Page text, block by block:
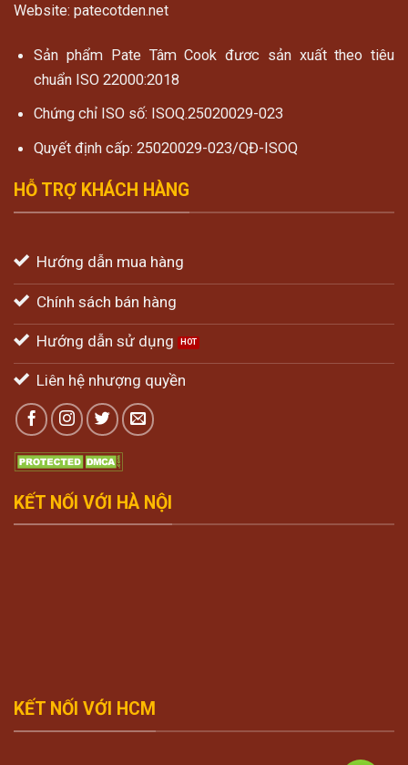
Website: patecotden.net
Sản phẩm Pate Tâm Cook đươc sản xuất theo tiêu
chuẩn ISO 22000:2018
Chứng chỉ ISO số: ISOQ.25020029-023
Quyết định cấp: 25020029-023/QĐ-ISOQ
HỖ TRỢ KHÁCH HÀNG
Hướng dẫn mua hàng
Chính sách bán hàng
Hướng dẫn sử dụng
Liên hệ nhượng quyền
KẾT NỐI VỚI HÀ NỘI
KẾT NỐI VỚI HCM